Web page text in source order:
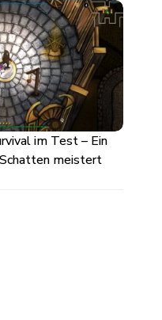
im Test – Ein
meistert